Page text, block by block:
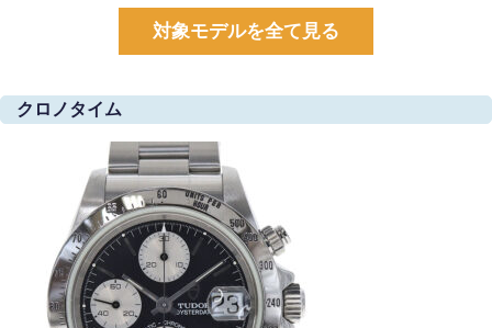
対象モデルを全て見る
クロノタイム